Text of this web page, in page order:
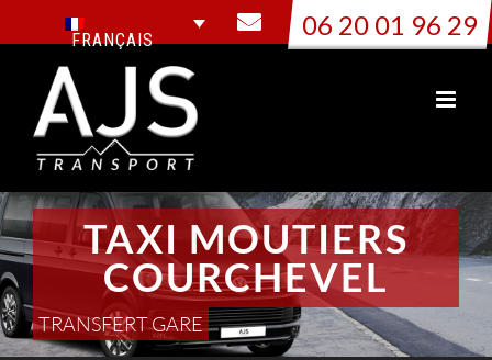
au
contenu
FRANÇAIS 06 20 01 96 29
TAXI MOUTIERS
COURCHEVEL
TRANSFERT GARE